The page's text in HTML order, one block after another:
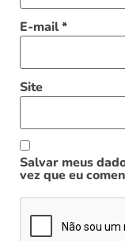
E-mail*
Site
Salvar meus
vez que eu